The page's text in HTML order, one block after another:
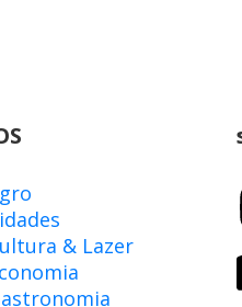
& Lazer